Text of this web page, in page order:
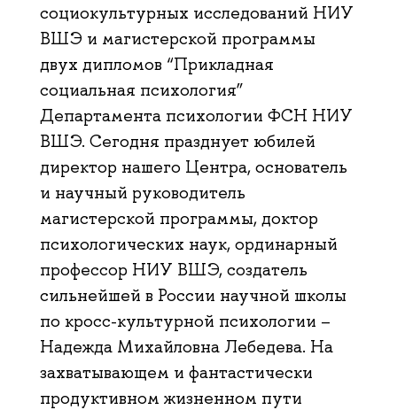
социокультурных исследований НИУ
ВШЭ и магистерской программы
двух дипломов “Прикладная
социальная психология”
Департамента психологии ФСН НИУ
ВШЭ. Сегодня празднует юбилей
директор нашего Центра, основатель
и научный руководитель
магистерской программы, доктор
психологических наук, ординарный
профессор НИУ ВШЭ, создатель
сильнейшей в России научной школы
по кросс-культурной психологии –
Надежда Михайловна Лебедева. На
захватывающем и фантастически
продуктивном жизненном пути